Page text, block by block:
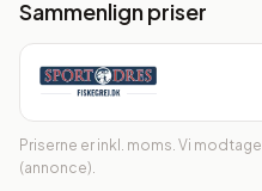
Sammenlign priser
Priserne er inkl. moms. Vi
(annonce).